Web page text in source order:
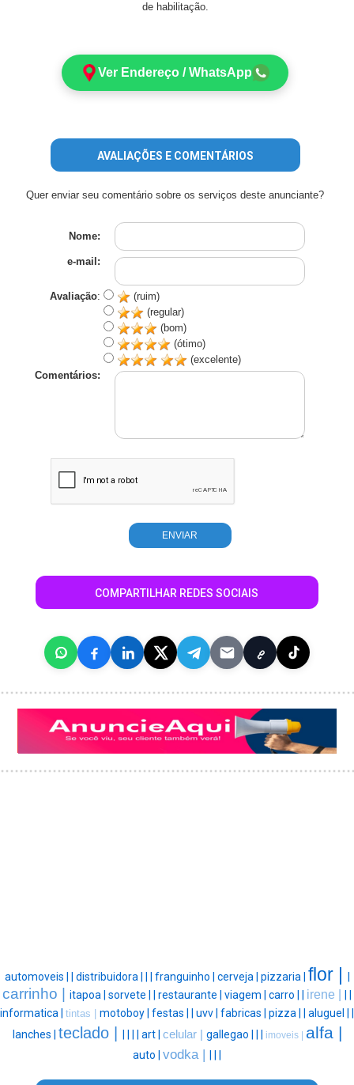
de habilitação.
Ver Endereço / WhatsApp
AVALIAÇÕES E COMENTÁRIOS
Quer enviar seu comentário sobre os serviços deste anunciante?
Nome:
e-mail:
Avaliação:
(ruim)
(regular)
(bom)
(ótimo)
(excelente)
Comentários:
COMPARTILHAR REDES SOCIAIS
automoveis | distribuidora | franguinho | cerveja | pizzaria | flor |
carrinho | itapoa | sorvete | restaurante | viagem | carro | irene |
informatica | tintas | motoboy | festas | uvv | fabricas | pizza | aluguel |
lanches | teclado | art | celular | gallegao | imoveis | alfa |
auto | vodka |